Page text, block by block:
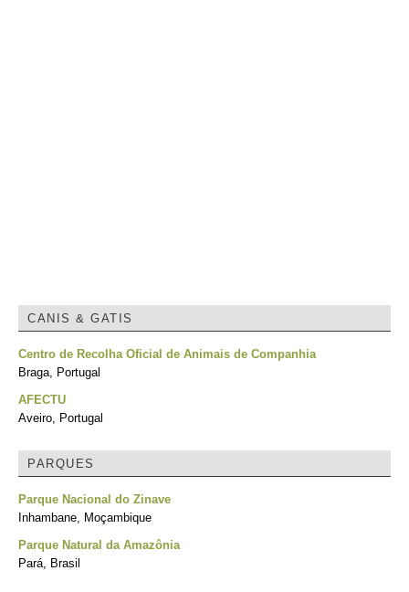
CANIS & GATIS
Centro de Recolha Oficial de Animais de Companhia
Braga, Portugal
AFECTU
Aveiro, Portugal
PARQUES
Parque Nacional do Zinave
Inhambane, Moçambique
Parque Natural da Amazônia
Pará, Brasil